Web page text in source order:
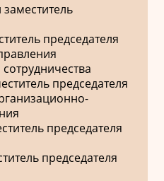
председателя
председателя
председателя
председателя